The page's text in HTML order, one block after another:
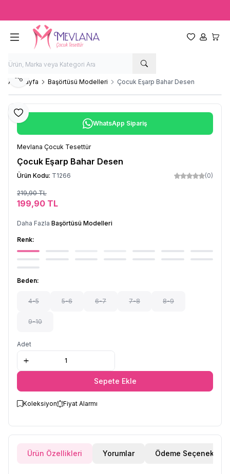
Favorilerim
Hesabım
Ana Sayfa Başörtüsü Modelleri Çocuk Eşarp Bahar Desen
Favoriye Ekle
Paylaş
WhatsApp Sipariş
Mevlana Çocuk Tesettür
Çocuk Eşarp Bahar Desen
Ürün Kodu: T1266 (0)
219,90TL
199,90 TL
Daha Fazla Başörtüsü Modelleri
Renk:
Beden:
4-5 5-6 6-7 7-8 8-9
9-10
Adet
Sepete Ekle
Koleksiyon Fiyat Alarmı
Ürün Özellikleri Yorumlar Ödeme Seçenekleri